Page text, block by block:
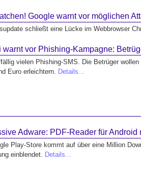
Google warnt vor möglichen
schließt eine Lücke im Webbrowser
vor Phishing-Kampagne:
vielen Phishing-SMS. Die Betrüger
Euro erleichtern. Details...
Adware: PDF-Reader für
Play-Store kommt auf über eine Million
einblendet. Details...